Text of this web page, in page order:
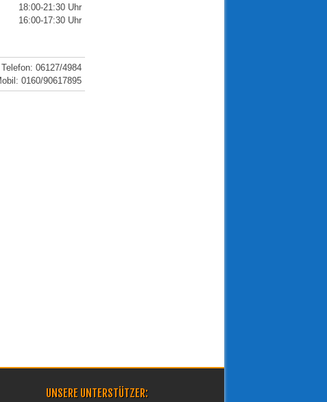
18:00-21:30 Uhr
16:00-17:30 Uhr
Telefon: 06127/4984
0160/90617895
UNSERE UNTERSTÜTZER: